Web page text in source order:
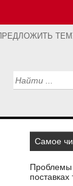
ПРЕДЛОЖИТЬ
Самое
Проблемы